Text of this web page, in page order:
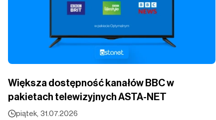
Większa dostępność kanałów BBC w
pakietach telewizyjnych ASTA-NET
piątek, 31.07.2026